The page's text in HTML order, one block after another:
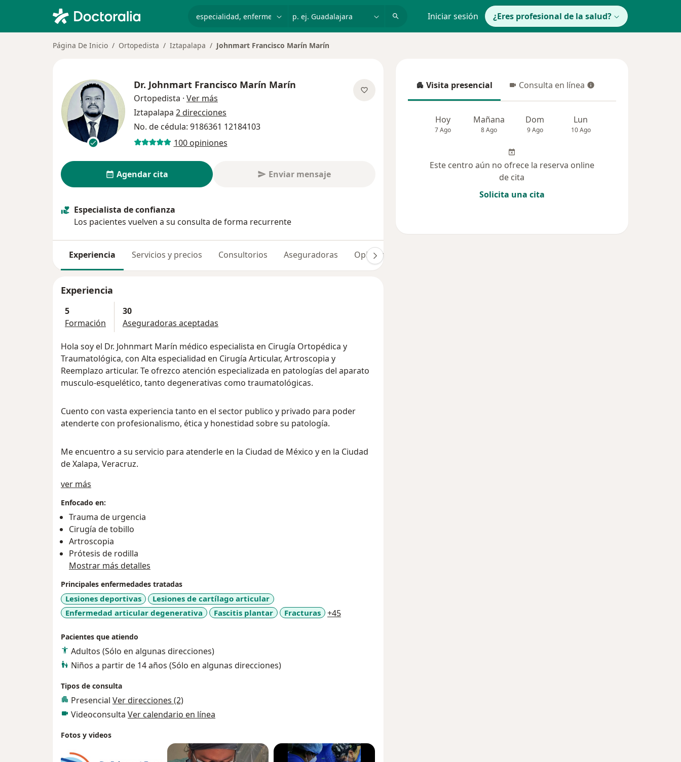
Iniciar sesión ¿Eres profesional de la salud?
Página De Inicio Ortopedista Iztapalapa Johnmart Francisco Marín Marín
Dr. Johnmart Francisco Marín Marín
Ortopedista · Ver más
Iztapalapa 2 direcciones
No. de cédula: 9186361 12184103
100 opiniones
Agendar cita Enviar mensaje
Especialista de confianza
Los pacientes vuelven a su consulta de forma recurrente
Experiencia Servicios y precios Consultorios Aseguradoras Opiniones (100)
Experiencia
5
Formación
30
Aseguradoras aceptadas
Hola soy el Dr. Johnmart Marín médico especialista en Cirugía Ortopédica y
Traumatológica, con Alta especialidad en Cirugía Articular, Artroscopia y
Reemplazo articular. Te ofrezco atención especializada en patologías del aparato
musculo-esquelético, tanto degenerativas como traumatológicas.
Cuento con vasta experiencia tanto en el sector publico y privado para poder
atenderte con profesionalismo, ética y honestidad sobre su patología.
Me encuentro a su servicio para atenderle en la Ciudad de México y en la Ciudad
de Xalapa, Veracruz.
ver más
Enfocado en:
Trauma de urgencia
Cirugía de tobillo
Artroscopia
Prótesis de rodilla
Mostrar más detalles
Principales enfermedades tratadas
Lesiones deportivas
Lesiones de cartílago articular
Enfermedad articular degenerativa
Fascitis plantar Fracturas +45a11y_sr_more_diseases
Pacientes que atiendo
Adultos (Sólo en algunas direcciones)
Niños a partir de 14 años (Sólo en algunas direcciones)
Tipos de consulta
Presencial Ver direcciones (2)
Videoconsulta Ver calendario en línea
Fotos y videos
Visita presencial
Visita presencial Consulta en línea
Consulta en línea
Hoy
7 Ago
Mañana
8 Ago
Dom
9 Ago
Lun
10 Ago
Este centro aún no ofrece la reserva online
de cita
Solicita una cita